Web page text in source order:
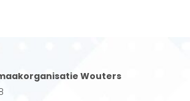
Wouters